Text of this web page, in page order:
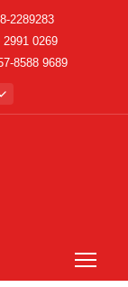
2289283
2991 0269
8588 9689